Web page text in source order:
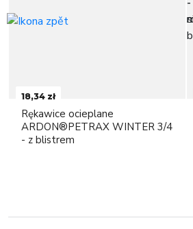
18,34 zł
Rękawice ocieplane
ARDON®PETRAX WINTER 3/4
- z blistrem